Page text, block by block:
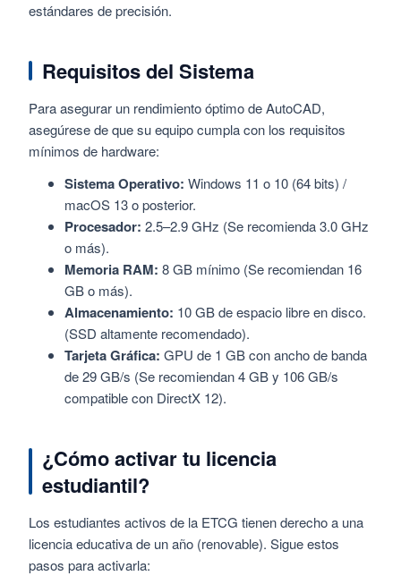
estándares de precisión.
Requisitos del Sistema
Para asegurar un rendimiento óptimo de AutoCAD,
asegúrese de que su equipo cumpla con los requisitos
mínimos de hardware:
Sistema Operativo: Windows 11 o 10 (64 bits) /
macOS 13 o posterior.
Procesador: 2.5–2.9 GHz (Se recomienda 3.0 GHz
o más).
Memoria RAM: 8 GB mínimo (Se recomiendan 16
GB o más).
Almacenamiento: 10 GB de espacio libre en disco.
(SSD altamente recomendado).
Tarjeta Gráfica: GPU de 1 GB con ancho de banda
de 29 GB/s (Se recomiendan 4 GB y 106 GB/s
compatible con DirectX 12).
¿Cómo activar tu licencia
estudiantil?
Los estudiantes activos de la ETCG tienen derecho a una
licencia educativa de un año (renovable). Sigue estos
pasos para activarla: